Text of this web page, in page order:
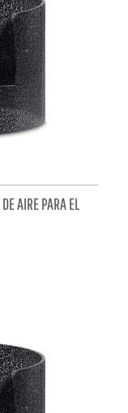
AIRE PARA EL